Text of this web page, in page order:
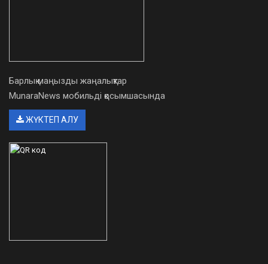
Барлық маңызды жаңалықтар
MunaraNews мобильді қосымшасында
ЖҮКТЕП АЛУ